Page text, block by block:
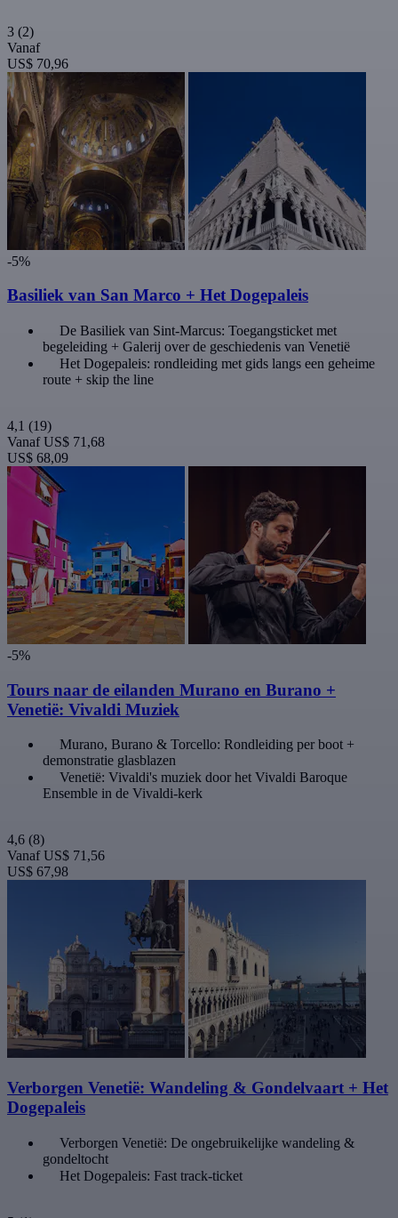
3 (2)
Vanaf
US$ 70,96
-5%
Basiliek van San Marco + Het Dogepaleis
De Basiliek van Sint-Marcus: Toegangsticket met
begeleiding + Galerij over de geschiedenis van Venetië
Het Dogepaleis: rondleiding met gids langs een geheime
route + skip the line
4,1 (19)
Vanaf US$ 71,68
US$ 68,09
-5%
Tours naar de eilanden Murano en Burano +
Venetië: Vivaldi Muziek
Murano, Burano & Torcello: Rondleiding per boot +
demonstratie glasblazen
Venetië: Vivaldi's muziek door het Vivaldi Baroque
Ensemble in de Vivaldi-kerk
4,6 (8)
Vanaf US$ 71,56
US$ 67,98
Verborgen Venetië: Wandeling & Gondelvaart + Het
Dogepaleis
Verborgen Venetië: De ongebruikelijke wandeling &
gondeltocht
Het Dogepaleis: Fast track-ticket